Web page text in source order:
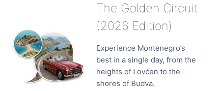
The Golden Circuit
(2026 Edition)
Experience Montenegro’s
best in a single day, from the
heights of Lovćen to the
shores of Budva.